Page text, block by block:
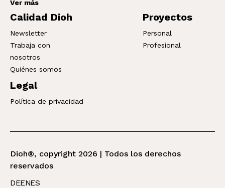
Ver más
Calidad Dioh
Newsletter
Trabaja con
nosotros
Quiénes somos
Proyectos
Personal
Profesional
Legal
Política de privacidad
Dioh®, copyright 2026 | Todos los derechos
reservados
DEENES